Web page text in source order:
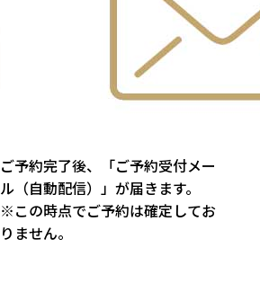
ご予約完了後、「ご予約受付メー
ル（自動配信）」が届きます。
※この時点でご予約は確定してお
りません。